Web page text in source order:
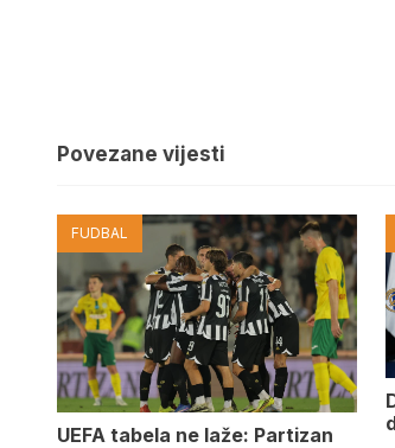
Povezane vijesti
FUDBAL
UEFA tabela ne laže: Partizan